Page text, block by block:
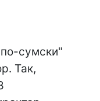
сумски"
Так,